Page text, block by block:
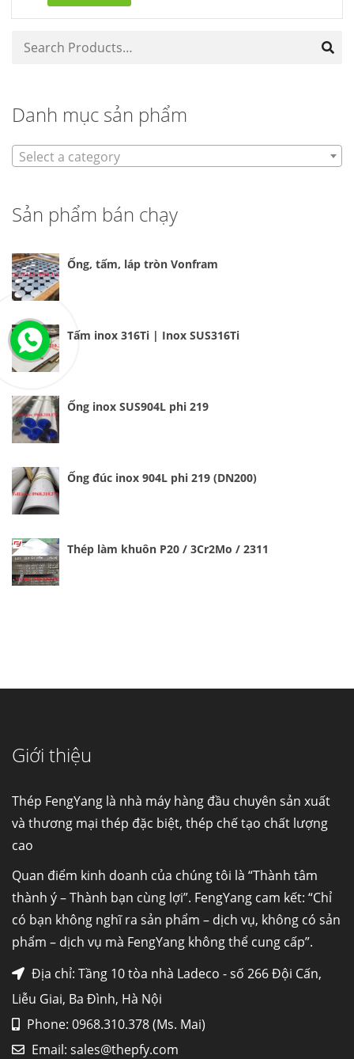
Danh mục sản phẩm
Select a category
Sản phẩm bán chạy
Ống, tấm, láp tròn Vonfram
Tấm inox 316Ti | Inox SUS316Ti
Ống inox SUS904L phi 219
Ống đúc inox 904L phi 219 (DN200)
Thép làm khuôn P20 / 3Cr2Mo / 2311
Giới thiệu
Thép FengYang là nhà máy hàng đầu chuyên sản xuất
và thương mại thép đặc biệt, thép chế tạo chất lượng
cao
Quan điểm kinh doanh của chúng tôi là “Thành tâm
thành ý – Thành bạn cùng lợi”. FengYang cam kết: “Chỉ
có bạn không nghĩ ra sản phẩm – dịch vụ, không có sản
phẩm – dịch vụ mà FengYang không thể cung cấp”.
Địa chỉ: Tầng 10 tòa nhà Ladeco - số 266 Đội Cấn,
Liễu Giai, Ba Đình, Hà Nội
Phone: 0968.310.378 (Ms. Mai)
Email: sales@thepfy.com
Ống đúc kéo nguội là gì? Ống...
Fengyang là một trong những nhà
máy...
Hợp kim N06625 là gì? Giá hợp kim 625 mới
nhiệt,...
Mua inox ở đâu chất lượng giá tốt? Gọi ngay